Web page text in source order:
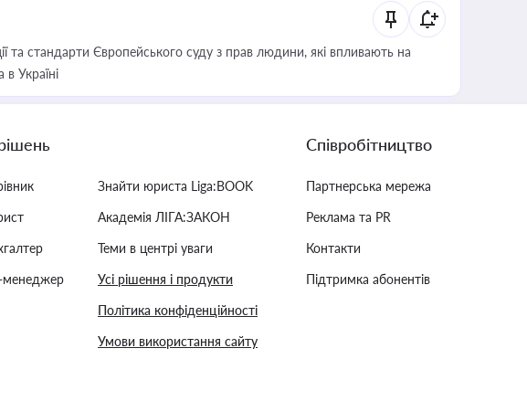
та стандарти Європейського суду з прав людини, які впливають на
Україні
менеджер
Знайти юриста Liga:BOOK
Академія ЛІГА:ЗАКОН
Теми в центрі уваги
Усі рішення і продукти
Політика конфіденційності
Умови використання сайту
Співробітництво
Партнерська мережа
Реклама та PR
Контакти
Підтримка абонентів